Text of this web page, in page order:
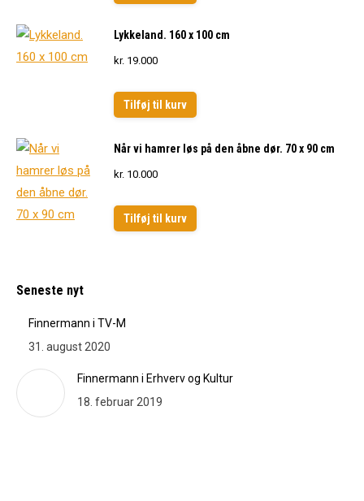
Lykkeland. 160 x 100 cm
kr. 19.000
Tilføj til kurv
Når vi hamrer løs på den åbne dør. 70 x 90 cm
kr. 10.000
Tilføj til kurv
Seneste nyt
Finnermann i TV-M
31. august 2020
Finnermann i Erhverv og Kultur
18. februar 2019